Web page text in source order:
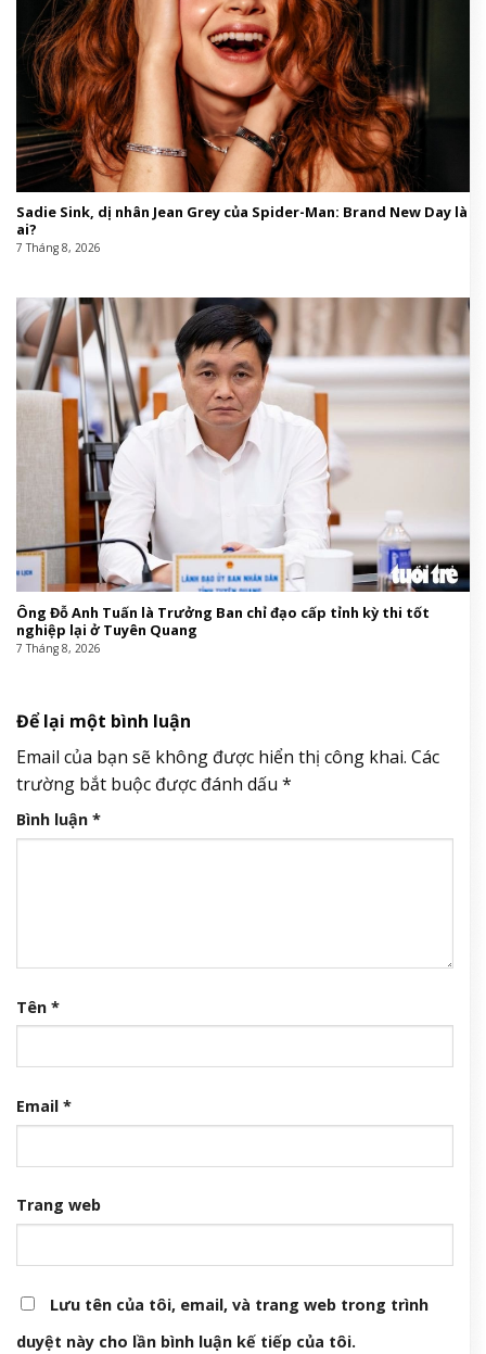
Sadie Sink, dị nhân Jean Grey của Spider-Man: Brand New Day là
ai?
7 Tháng 8, 2026
Ông Đỗ Anh Tuấn là Trưởng Ban chỉ đạo cấp tỉnh kỳ thi tốt
nghiệp lại ở Tuyên Quang
7 Tháng 8, 2026
Để lại một bình luận
Email của bạn sẽ không được hiển thị công khai. Các
trường bắt buộc được đánh dấu *
Bình luận *
Tên *
Email *
Trang web
Lưu tên của tôi, email, và trang web trong trình
duyệt này cho lần bình luận kế tiếp của tôi.